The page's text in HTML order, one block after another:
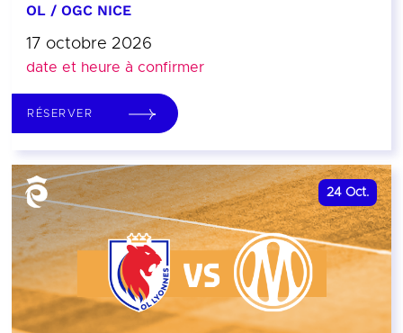
OL / OGC NICE
17 octobre 2026
date et heure à confirmer
RÉSERVER
24 Oct.